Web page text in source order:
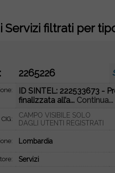
Servizi filtrati per
2265226
ID SINTEL: 222533673 -
finalizzata all’a... Continua...
CIG:
CAMPO VISIBILE SOLO
DAGLI UTENTI REGISTRATI
Lombardia
Servizi